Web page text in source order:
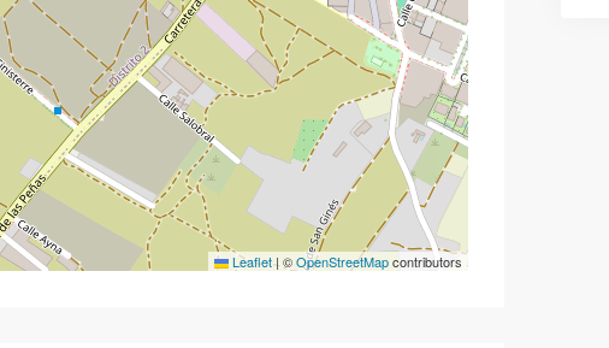
Leaflet|©OpenStreetMapcontributors